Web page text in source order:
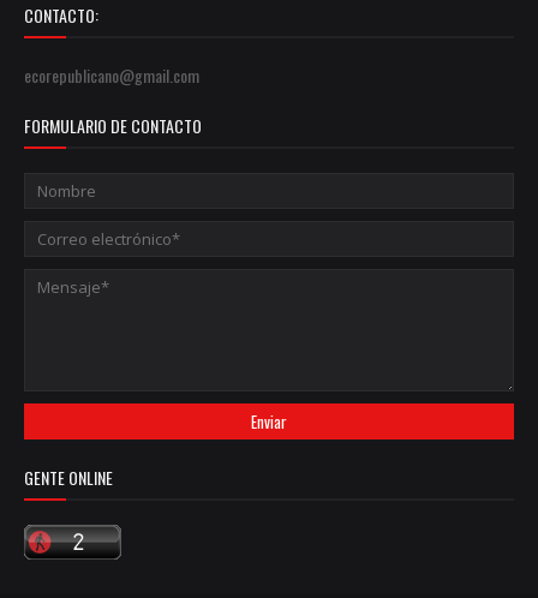
CONTACTO:
ecorepublicano@gmail.com
FORMULARIO DE CONTACTO
GENTE ONLINE